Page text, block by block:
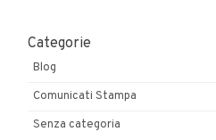
Categorie
Blog
Comunicati Stampa
Senza categoria